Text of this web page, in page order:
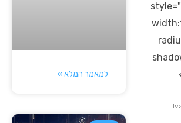
2026?"
למאמר המלא »